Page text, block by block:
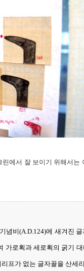
린에서 잘 보이기 위해서는
념비(A.D.124)에 새겨진
가로획과 세로획의 굵기
프가 없는 글자꼴을 산세